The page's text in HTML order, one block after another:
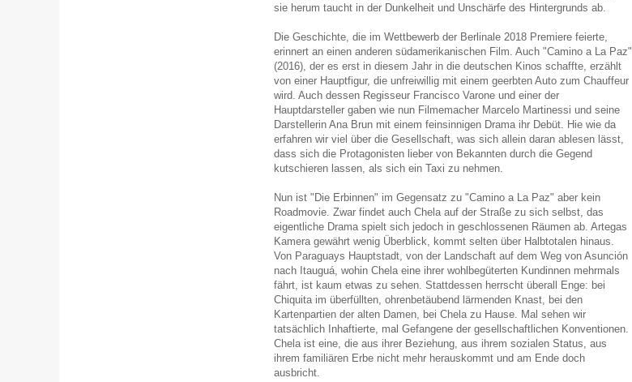
sie herum taucht in der Dunkelheit und Unschärfe des Hintergrunds ab.
Die Geschichte, die im Wettbewerb der Berlinale 2018 Premiere feierte,
erinnert an einen anderen südamerikanischen Film. Auch "Camino a La Paz"
(2016), der es erst in diesem Jahr in die deutschen Kinos schaffte, erzählt
von einer Hauptfigur, die unfreiwillig mit einem geerbten Auto zum Chauffeur
wird. Auch dessen Regisseur Francisco Varone und einer der
Hauptdarsteller gaben wie nun Filmemacher Marcelo Martinessi und seine
Darstellerin Ana Brun mit einem feinsinnigen Drama ihr Debüt. Hie wie da
erfahren wir viel über die Gesellschaft, was sich allein daran ablesen lässt,
dass sich die Protagonisten lieber von Bekannten durch die Gegend
kutschieren lassen, als sich ein Taxi zu nehmen.
Nun ist "Die Erbinnen" im Gegensatz zu "Camino a La Paz" aber kein
Roadmovie. Zwar findet auch Chela auf der Straße zu sich selbst, das
eigentliche Drama spielt sich jedoch in geschlossenen Räumen ab. Artegas
Kamera gewährt wenig Überblick, kommt selten über Halbtotalen hinaus.
Von Paraguays Hauptstadt, von der Landschaft auf dem Weg von Asunción
nach Itauguá, wohin Chela eine ihrer wohlbegüterten Kundinnen mehrmals
fährt, ist kaum etwas zu sehen. Stattdessen herrscht überall Enge: bei
Chiquita im überfüllten, ohrenbetäubend lärmenden Knast, bei den
Kartenpartien der alten Damen, bei Chela zu Hause. Mal sehen wir
tatsächlich Inhaftierte, mal Gefangene der gesellschaftlichen Konventionen.
Chela ist eine, die aus ihrer Beziehung, aus ihrem sozialen Status, aus
ihrem familiären Erbe nicht mehr herauskommt und am Ende doch
ausbricht.